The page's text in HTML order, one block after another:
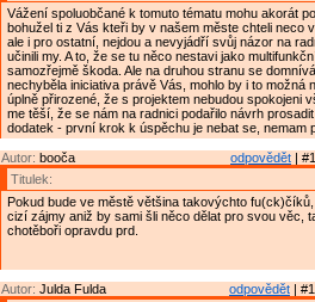
Vážení spoluobčané k tomuto tématu mohu akorát
bohužel ti z Vás kteři by v našem měste chteli neco
ale i pro ostatní, nejdou a nevyjádří svůj názor na
učinili my. A to, že se tu něco nestavi jako
samozřejmě škoda. Ale na druhou stranu se
nechyběla iniciativa právě Vás, mohlo by i to možná
úplně přirozené, že s projektem nebudou spokojeni
me těší, že se nám na radnici podařilo návrh
dodatek - první krok k úspěchu je nebat se, nemam
odpovědět |
Autor: booča
Titulek:
Pokud bude ve městě většina takovýchto
cizí zájmy aniž by sami šli něco dělat pro svou věc,
chotěboři opravdu prd.
odpovědět |
Autor: Julda Fulda